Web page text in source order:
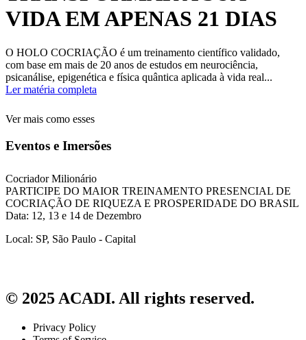
VIDA EM APENAS 21 DIAS
O HOLO COCRIAÇÃO é um treinamento científico validado,
com base em mais de 20 anos de estudos em neurociência,
psicanálise, epigenética e física quântica aplicada à vida real...
Ler matéria completa
Ver mais como esses
Eventos e Imersões
Cocriador Milionário
PARTICIPE DO MAIOR TREINAMENTO PRESENCIAL DE
COCRIAÇÃO DE RIQUEZA E PROSPERIDADE DO BRASIL
Data: 12, 13 e 14 de Dezembro
Local: SP, São Paulo - Capital
© 2025 ACADI. All rights reserved.
Privacy Policy